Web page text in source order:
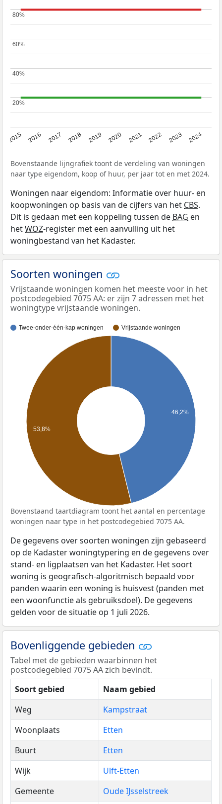
2015 2016 2017 2018 2019 2020 2021 2022 2023 2024
20%
20%
40%
40%
60%
60%
80%
80%
Bovenstaande lijngrafiek toont de verdeling van woningen
naar type eigendom, koop of huur, per jaar tot en met 2024.
Woningen naar eigendom: Informatie over huur- en
koopwoningen op basis van de cijfers van het CBS.
Dit is gedaan met een koppeling tussen de BAG en
hetWOZ-register met een aanvulling uit het
woningbestand van het Kadaster.
Soorten woningen
Vrijstaande woningen komen het meeste voor in het
postcodegebied 7075 AA: er zijn 7 adressen met het
woningtype vrijstaande woningen.
Twee-onder-één-kap woningen Vrijstaande woningen
46,2%
53,8%
Bovenstaand taartdiagram toont het aantal en percentage
woningen naar type in het postcodegebied 7075 AA.
De gegevens over soorten woningen zijn gebaseerd
op de Kadaster woningtypering en de gegevens over
stand- en ligplaatsen van het Kadaster. Het soort
woning is geografisch-algoritmisch bepaald voor
panden waarin een woning is huisvest (panden met
een woonfunctie als gebruiksdoel). De gegevens
gelden voor de situatie op 1 juli 2026.
Bovenliggende gebieden
Tabel met de gebieden waarbinnen het
postcodegebied 7075 AA zich bevindt.
Soort gebied
Naam gebied
Weg
Kampstraat
Woonplaats
Etten
Buurt
Etten
Wijk
Ulft-Etten
Gemeente
Oude IJsselstreek